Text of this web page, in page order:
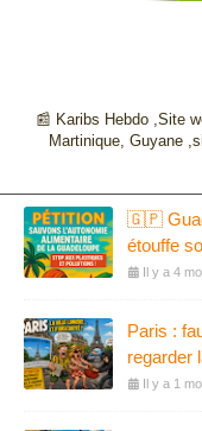
📰 Karibs Hebdo ,Site
Martinique, Guyane
🇬🇵
étouffe
Il y a 4
Paris :
regarder
Il y a 1